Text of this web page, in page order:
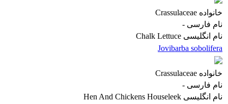
خانوادهCrassulaceae
نام فارسی -
نام انگلیسی Chalk Lettuce
Jovibarba sobolifera
خانوادهCrassulaceae
نام فارسی -
نام انگلیسی Hen And Chickens Houseleek